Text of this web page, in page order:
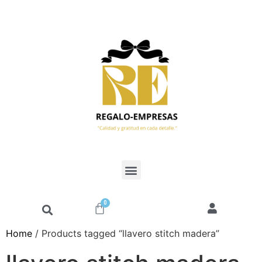
0
Home / Products tagged “llavero stitch madera”